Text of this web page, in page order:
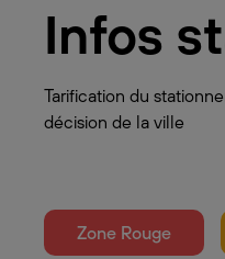
Infos
Tarification du
décision de la ville
Zone Rouge